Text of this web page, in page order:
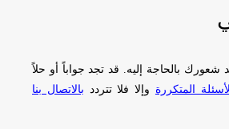
شعورك بالحاجة إليه. قد تجد جواباً أو حلاً
الأسئلة المتكررة وإلا فلا تتردد بالاتصال بنا